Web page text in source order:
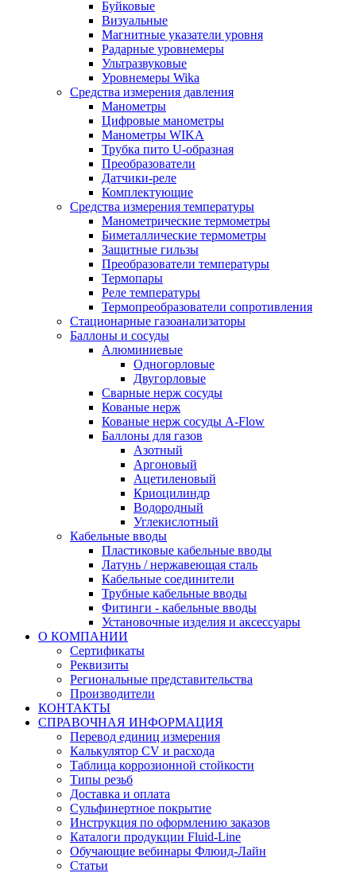
Буйковые
Визуальные
Магнитные указатели уровня
Радарные уровнемеры
Ультразвуковые
Уровнемеры Wika
Средства измерения давления
Манометры
Цифровые манометры
Манометры WIKA
Трубка пито U-образная
Преобразователи
Датчики-реле
Комплектующие
Средства измерения температуры
Манометрические термометры
Биметаллические термометры
Защитные гильзы
Преобразователи температуры
Термопары
Реле температуры
Термопреобразователи сопротивления
Стационарные газоанализаторы
Баллоны и сосуды
Алюминиевые
Одногорловые
Двугорловые
Сварные нерж сосуды
Кованые нерж
Кованые нерж сосуды A-Flow
Баллоны для газов
Азотный
Аргоновый
Ацетиленовый
Криоцилиндр
Водородный
Углекислотный
Кабельные вводы
Пластиковые кабельные вводы
Латунь / нержавеющая сталь
Кабельные соединители
Трубные кабельные вводы
Фитинги - кабельные вводы
Установочные изделия и аксессуары
О КОМПАНИИ
Сертификаты
Реквизиты
Региональные представительства
Производители
КОНТАКТЫ
СПРАВОЧНАЯ ИНФОРМАЦИЯ
Перевод единиц измерения
Калькулятор CV и расхода
Таблица коррозионной стойкости
Типы резьб
Доставка и оплата
Сульфинертное покрытие
Инструкция по оформлению заказов
Каталоги продукции Fluid-Line
Обучающие вебинары Флюид-Лайн
Статьи